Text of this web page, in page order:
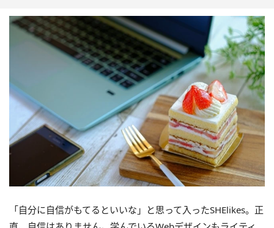
「自分に自信がもてるといいな」と思って入ったSHElikes。正